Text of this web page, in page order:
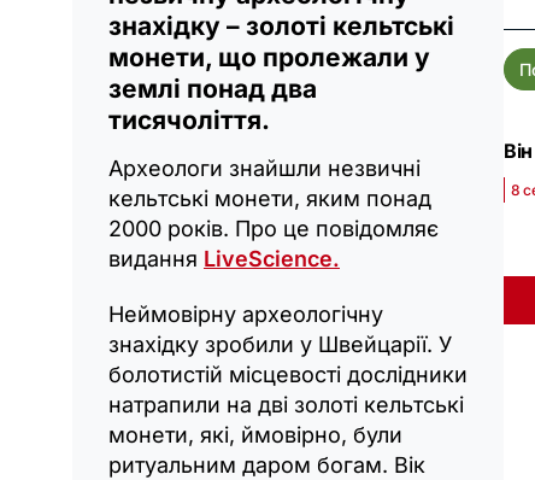
знахідку – золоті кельтські
монети, що пролежали у
землі понад два
тисячоліття.
Археологи знайшли незвичні
кельтські монети, яким понад
2000 років. Про це повідомляє
видання LiveScience.
Неймовірну археологічну
знахідку зробили у Швейцарії. У
болотистій місцевості дослідники
натрапили на дві золоті кельтські
монети, які, ймовірно, були
ритуальним даром богам. Вік
8